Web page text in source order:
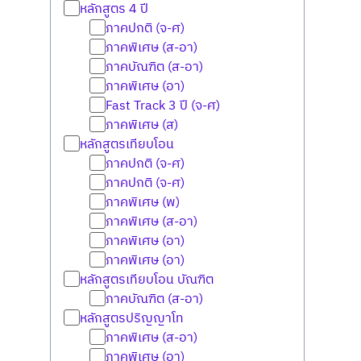
หลักสูตร 4 ปี
ภาคปกติ (จ-ศ)
ภาคพิเศษ (ส-อา)
ภาคบัณฑิต (ส-อา)
ภาคพิเศษ (อา)
Fast Track 3 ปี (จ-ศ)
ภาคพิเศษ (ส)
หลักสูตรเทียบโอน
ภาคปกติ (จ-ศ)
ภาคปกติ (จ-ศ)
ภาคพิเศษ (พ)
ภาคพิเศษ (ส-อา)
ภาคพิเศษ (อา)
ภาคพิเศษ (อา)
หลักสูตรเทียบโอน บัณฑิต
ภาคบัณฑิต (ส-อา)
หลักสูตรปริญญาโท
ภาคพิเศษ (ส-อา)